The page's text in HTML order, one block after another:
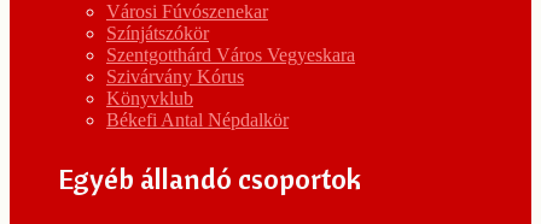
Városi Fúvószenekar
Színjátszókör
Szentgotthárd Város Vegyeskara
Szivárvány Kórus
Könyvklub
Békefi Antal Népdalkör
Egyéb állandó csoportok